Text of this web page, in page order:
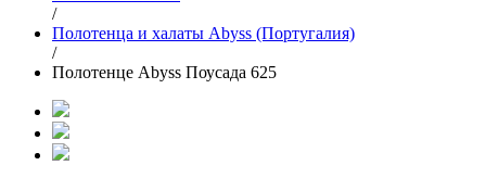
/
Полотенца и халаты Abyss (Португалия)
/
Полотенце Abyss Поусада 625